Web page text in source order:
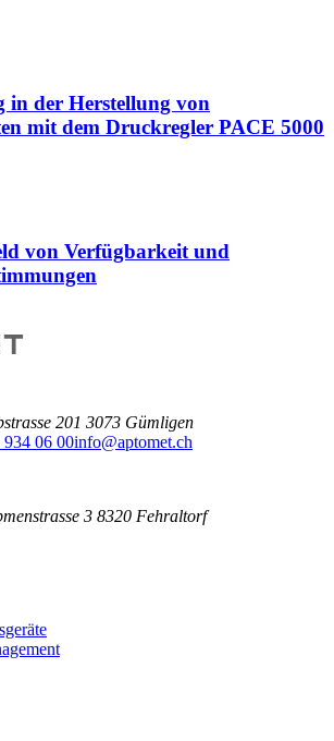
in der Herstellung von
mit dem Druckregler PACE 5000
von Verfügbarkeit und
201 3073 Gümligen
934 06 00info@aptomet.ch
3 8320 Fehraltorf